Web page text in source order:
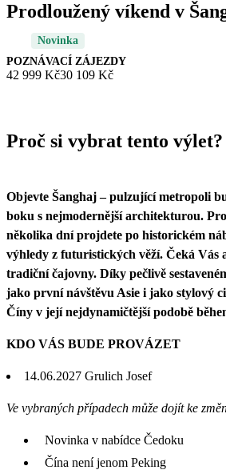
Prodloužený víkend v
Novinka
POZNÁVACÍ ZÁJEZDY
42 999 Kč30 109 Kč
Proč si vybrat tento výlet?
Objevte Šanghaj – pulzující metropoli
boku s nejmodernější architekturou.
několika dní projdete po historickém
výhledy z futuristických věží. Čeká Vás
tradiční čajovny. Díky pečlivě
jako první návštěvu Asie i jako stylový
Číny v její nejdynamičtější podobě
KDO VÁS BUDE PROVÁZET
14.06.2027 Grulich Josef
Ve vybraných případech může dojít ke
Novinka v nabídce Čedoku
Čína není jenom Peking